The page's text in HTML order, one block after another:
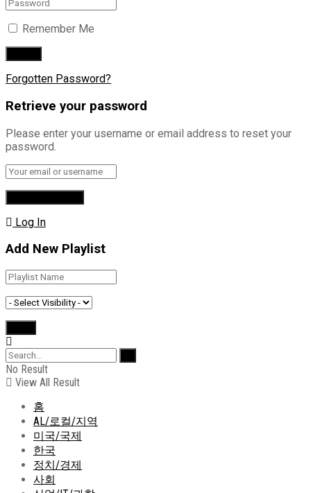
Remember Me
Forgotten Password?
Retrieve your password
Please enter your username or email address to reset your
password.
Log In
Add New Playlist
No Result
View All Result
홈
AL/로컬/지역
미국/국제
한국
정치/경제
사회